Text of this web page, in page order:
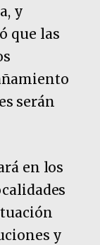
y
que las
serán
en los
y